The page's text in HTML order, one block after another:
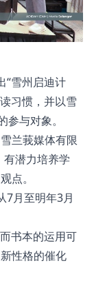
“雪州启迪计
习惯，并以雪
参与对象。
兰莪媒体有限
潜力培养学
点。
7月至明年3月
书本的运用可
性格的催化